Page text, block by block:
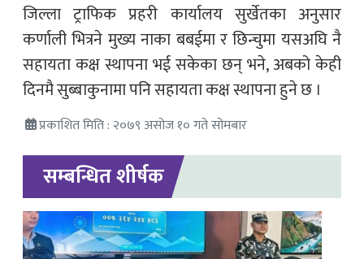
जिल्ला ट्राफिक प्रहरी कार्यालय सुर्खेतका अनुसार
कर्णाली भित्रने मुख्य नाका बबईमा र छिन्चुमा यसअघि नै
सहायता कक्ष स्थापना भई सकेका छन् भने, अबको केही
दिनमै सुब्बाकुनामा पनि सहायता कक्ष स्थापना हुने छ ।
प्रकाशित मिति : २०७९ असोज १० गते सोमबार
सम्बन्धित शीर्षक